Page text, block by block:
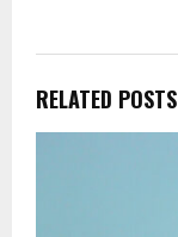
RELATED POSTS